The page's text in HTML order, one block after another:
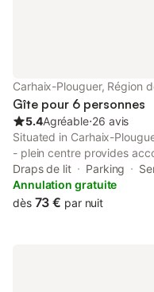
Carhaix-Plouguer, Région
Gîte pour 6 personnes
5.4Agréable⋅26 avis
Situated in Carhaix-
- plein centre provides
Guimiliau Parish Close and
Close.
Draps de lit Parking
Annulation gratuite
dès 73 € par nuit